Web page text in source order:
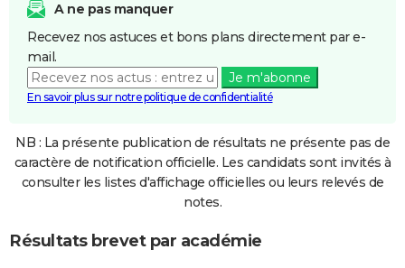
A ne pas manquer
Recevez nos astuces et bons plans directement par e-
mail.
Je m'abonne
En savoir plus sur notre politique de confidentialité
NB : La présente publication de résultats ne présente pas de
caractère de notification officielle. Les candidats sont invités à
consulter les listes d'affichage officielles ou leurs relevés de
notes.
Résultats brevet par académie